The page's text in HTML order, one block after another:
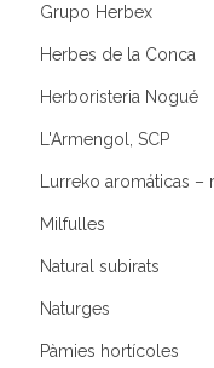
Grupo Herbex
Herbes de la Conca
Herboristeria Nogué
L'Armengol, SCP
Lurreko aromáticas
Milfulles
Natural subirats
Naturges
Pàmies hortícoles